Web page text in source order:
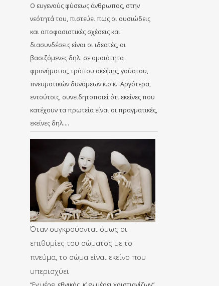
Ο ευγενούς φύσεως άνθρωπος, στην
νεότητά του, πιστεύει πως οι ουσιώδεις
και αποφασιστικές σχέσεις και
διασυνδέσεις είναι oι ιδεατές, οι
βασιζόμενες δηλ. σε ομοιότητα
φρονήματος, τρόπου σκέψης, γούστου,
πνευματικών δυνάμεων κ.ο.κ.· Αργότερα,
εντούτοις, συνειδητοποιεί ότι εκείνες που
κατέχουν τα πρωτεία είναι οι πραγματικές,
εκείνες δηλ….
Όταν συγκρούονται όμως οι
επιθυμίες του σώματος με το
πνεύμα, το σώμα είναι εκείνο που
υπερισχύει